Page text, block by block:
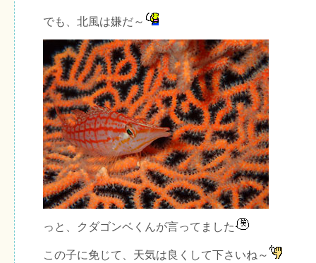
でも、北風は嫌だ～
っと、クダゴンベくんが言ってました
この子に免じて、天気は良くして下さいね～